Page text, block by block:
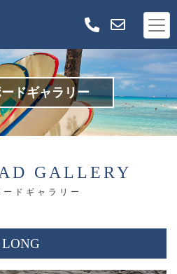
ドギャラリー
GALLERY
ドギャラリー